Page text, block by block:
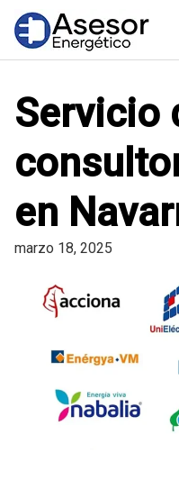
Saltar
contenido
Servicio
en
marzo 18, 2025